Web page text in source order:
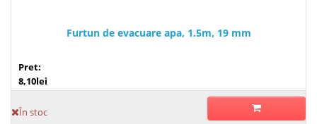
Furtun de evacuare apa, 1.5m, 19 mm
Pret:
8,10lei
În stoc